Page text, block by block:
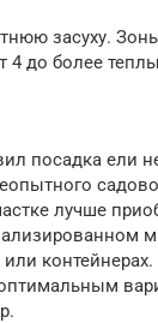
засуху.
4 до более
посадка ели
лучше